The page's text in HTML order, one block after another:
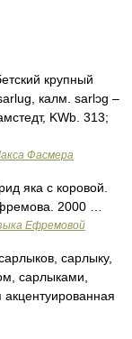
крупный
калм. sarlɔg –
KWb. 313;
Фасмера
яка с коровой.
2000 …
Ефремовой
сарлыку,
сарлыками,